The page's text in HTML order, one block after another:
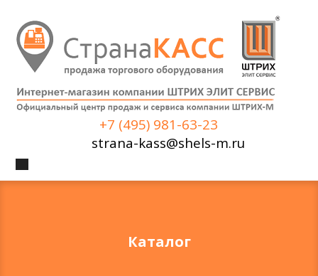
+7 (495) 981-63-23
strana-kass@shels-m.ru
Каталог